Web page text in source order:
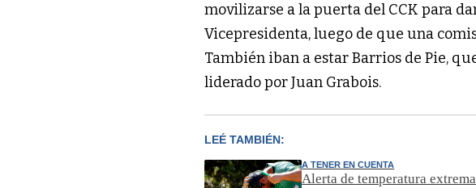
movilizarse a la puerta del CCK para
Vicepresidenta, luego de que una
También iban a estar Barrios de Pie,
liderado por Juan Grabois.
LEÉ TAMBIÉN:
A TENER EN CUENTA
Alerta de temperatura